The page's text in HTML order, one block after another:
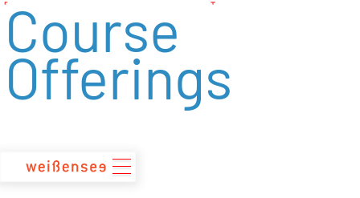
zum
Inhalt
Course
Offerings